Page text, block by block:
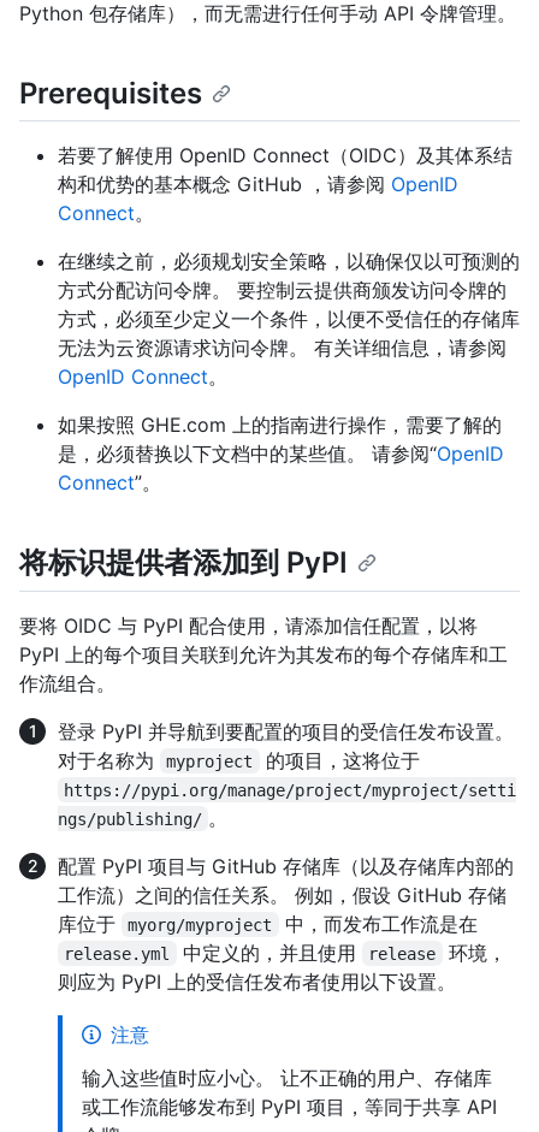
Python 包存储库），而无需进行任何手动 API 令牌管理。
Prerequisites
若要了解使用 OpenID Connect（OIDC）及其体系结
构和优势的基本概念 GitHub ，请参阅 OpenID
Connect。
在继续之前，必须规划安全策略，以确保仅以可预测的
方式分配访问令牌。 要控制云提供商颁发访问令牌的
方式，必须至少定义一个条件，以便不受信任的存储库
无法为云资源请求访问令牌。 有关详细信息，请参阅
OpenID Connect。
如果按照 GHE.com 上的指南进行操作，需要了解的
是，必须替换以下文档中的某些值。 请参阅“OpenID
Connect”。
将标识提供者添加到 PyPI
要将 OIDC 与 PyPI 配合使用，请添加信任配置，以将
PyPI 上的每个项目关联到允许为其发布的每个存储库和工
作流组合。
登录 PyPI 并导航到要配置的项目的受信任发布设置。
对于名称为
myproject 的项目，这将位于
https://pypi.org/manage/project/myproject/setti
ngs/publishing/ 。
配置 PyPI 项目与 GitHub 存储库（以及存储库内部的
工作流）之间的信任关系。 例如，假设 GitHub 存储
库位于
myorg/myproject 中，而发布工作流是在
release.yml 中定义的，并且使用 release
环境，
则应为 PyPI 上的受信任发布者使用以下设置。
注意
输入这些值时应小心。 让不正确的用户、存储库
或工作流能够发布到 PyPI 项目，等同于共享 API